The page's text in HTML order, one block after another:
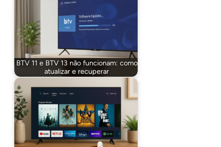
BTV 11 e BTV 13 não funcionam: como
atualizar e recuperar